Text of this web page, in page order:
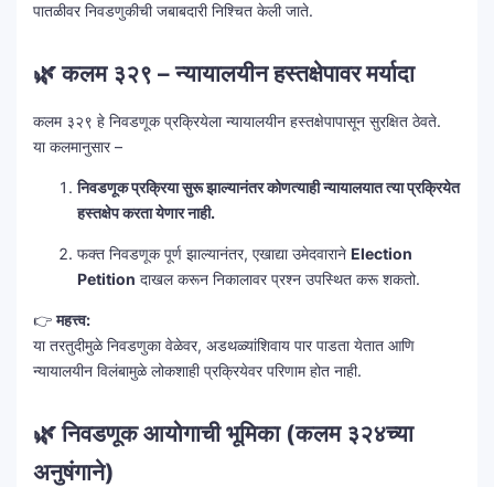
पातळीवर निवडणुकीची जबाबदारी निश्चित केली जाते.
🌿 कलम ३२९ – न्यायालयीन हस्तक्षेपावर मर्यादा
कलम ३२९ हे निवडणूक प्रक्रियेला न्यायालयीन हस्तक्षेपापासून सुरक्षित ठेवते.
या कलमानुसार –
निवडणूक प्रक्रिया सुरू झाल्यानंतर कोणत्याही न्यायालयात त्या प्रक्रियेत
हस्तक्षेप करता येणार नाही.
फक्त निवडणूक पूर्ण झाल्यानंतर, एखाद्या उमेदवाराने Election
Petition दाखल करून निकालावर प्रश्न उपस्थित करू शकतो.
👉महत्त्व:
या तरतुदीमुळे निवडणुका वेळेवर, अडथळ्यांशिवाय पार पाडता येतात आणि
न्यायालयीन विलंबामुळे लोकशाही प्रक्रियेवर परिणाम होत नाही.
🌿 निवडणूक आयोगाची भूमिका (कलम ३२४च्या
अनुषंगाने)